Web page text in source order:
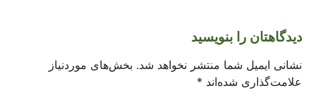
دیدگاهتان را بنویسید
نشانی ایمیل شما منتشر نخواهد شد. بخش‌های موردنیاز
علامت‌گذاری شده‌اند *